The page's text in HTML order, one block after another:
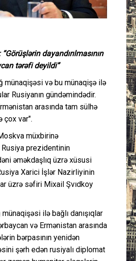
İdman
Gündəm
Cəmiyyət
Peşə etikası
Əlaqə
dayandırılmasının
tərəfi deyildi”
münaqişəsi və bu münaqişə ilə
Rusiyanın gündəmindədir.
arasında tam sülhə
çox var".
müxbirinə
prezidentinin
əməkdaşlıq üzrə xüsusi
Xarici İşlər Nazirliyinin
üzrə səfiri Mixail Şvıdkoy
münaqişəsi ilə bağlı danışıqlar
və Ermənistan arasında
bərpasının yenidən
şərh edən rusiyalı diplomat